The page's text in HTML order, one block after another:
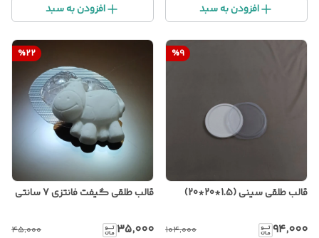
افزودن به سبد افزودن به سبد
%9
قالب طلقی سینی (1.5*20*20)
۹۴٬۰۰۰ ۱۰۴٬۰۰۰
%22
قالب طلقی گیفت فانتزی 7 سانتی
۳۵٬۰۰۰ ۴۵٬۰۰۰